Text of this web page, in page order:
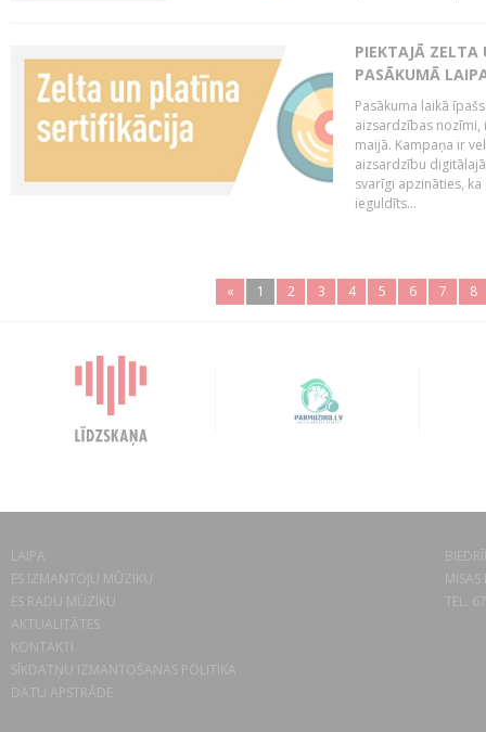
PIEKTAJĀ ZELTA
PASĀKUMĀ
Pasākuma laikā
aizsardzības nozīmi,
maijā. Kampaņa ir
aizsardzību
svarīgi apzināties,
ieguldīts...
« 1 2 3 4 5 6 7 8
LAIPA
ES IZMANTOJU MŪZIKU
ES RADU MŪZIKU
AKTUALITĀTES
KONTAKTI
SĪKDATŅU IZMANTOŠANAS POLITIKA
DATU APSTRĀDE
TEL.